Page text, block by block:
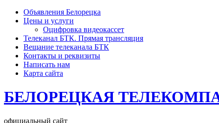
Объявления Белорецка
Цены и услуги
Оцифровка видеокассет
Телеканал БТК. Прямая трансляция
Вещание телеканала БТК
Контакты и реквизиты
Написать нам
Карта сайта
БЕЛОРЕЦКАЯ
официальный сайт